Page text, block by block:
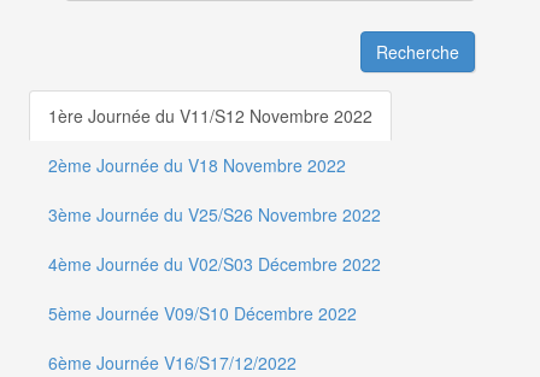
Recherche
1ère Journée du V11/S12 Novembre 2022
2ème Journée du V18 Novembre 2022
3ème Journée du V25/S26 Novembre 2022
4ème Journée du V02/S03 Décembre 2022
5ème Journée V09/S10 Décembre 2022
6ème Journée V16/S17/12/2022